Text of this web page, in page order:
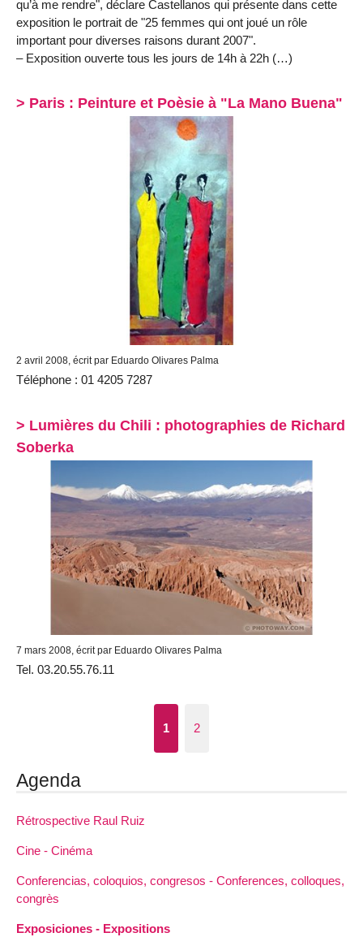
qu’à me rendre", déclare Castellanos qui présente dans cette
exposition le portrait de "25 femmes qui ont joué un rôle
important pour diverses raisons durant 2007".
– Exposition ouverte tous les jours de 14h à 22h (…)
> Paris : Peinture et Poèsie à "La Mano Buena"
2 avril 2008, écrit par Eduardo Olivares Palma
Téléphone : 01 4205 7287
> Lumières du Chili : photographies de Richard
Soberka
7 mars 2008, écrit par Eduardo Olivares Palma
Tel. 03.20.55.76.11
1 2
Agenda
Rétrospective Raul Ruiz
Cine - Cinéma
Conferencias, coloquios, congresos - Conferences, colloques,
congrès
Exposiciones - Expositions